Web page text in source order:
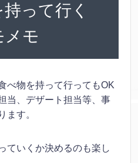
って行く
メモ
べ物を持って行ってもOK
当、デザート担当等、事
ます。
ていくか決めるのも楽し